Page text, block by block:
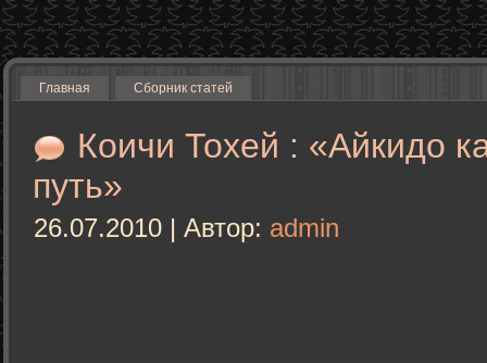
Главная Сборник статей
Коичи Тохей : «Айкидо
путь»
26.07.2010 | Автор: admin